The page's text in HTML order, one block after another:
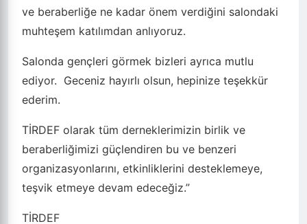
ve beraberliğe ne kadar önem verdiğini salondaki
muhteşem katılımdan anlıyoruz.
Salonda gençleri görmek bizleri ayrıca mutlu
ediyor. Geceniz hayırlı olsun, hepinize teşekkür
ederim.
TİRDEF olarak tüm derneklerimizin birlik ve
beraberliğimizi güçlendiren bu ve benzeri
organizasyonlarını, etkinliklerini desteklemeye,
teşvik etmeye devam edeceğiz.”
TİRDEF